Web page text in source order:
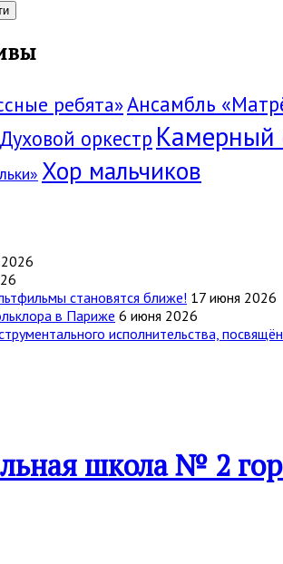
ребята»Ансамбль
Духовой оркестр Камерный
Хор мальчиков
становятся ближе! 17 июня 2026
в Париже 6 июня 2026
исполнительства,
школа № 2